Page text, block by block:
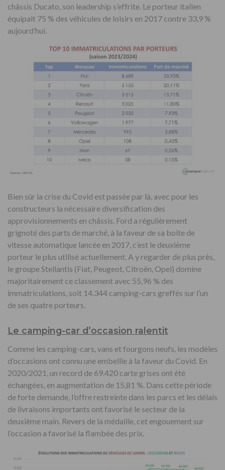
châssis Ducato, son leadership s’effrite. Le porteur italien
équipait 75 % des véhicules de loisirs en 2017 contre 33,9 %
aujourd’hui.
Bien sûr la crise du Covid est passée par là, avec pour les
constructeurs la nécessaire diversification des
approvisionnements en châssis. Ford a régulièrement
grignoté des parts de marché, à la faveur de sa boite de
vitesse automatique lancée en 2017, c’est le deuxième
porteur le plus utilisé actuellement. A y regarder de plus près,
le groupe Stellantis (Fiat, Peugeot, Citroën, Opel) domine
majoritairement ce classement avec 55,96 % des
immatriculations, soit 14.344 camping-cars greffés sur l’un
de ses quatre porteurs.
Le camping-car d’occasion ralentit
Comme les camping-cars, vans et fourgons neufs, les modèles
d’occasions ont connu une embellie à la faveur du Covid. En
2020/2021, un record de 69.420 carte grises ont été
échangées, en augmentation de 15,81 %. Dans cette période
de forte demande, l’offre restreinte dans les parcs et les délais
de livraisons importants ont favorisé le secteur de la
deuxième main. Revers de la médaille, cet engouement sur
l’occasion a favorisé la flambée des prix.